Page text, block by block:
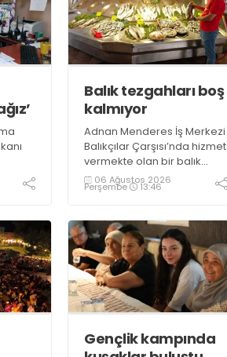
Balık tezgahları boş
kalmıyor
Adnan Menderes İş Merkezi
Balıkçılar Çarşısı’nda hizmet
vermekte olan bir balık
restoranının işletme
sahiplerinden Emrah
tezgahlarda taze balık
bulunduğunu ifade ederek
“Yıl boyunca tezgahlarda
taze balık bulmak mümkün
oluyor” dedi
06 Ağustos 2026
Perşembe 13:46
Gençlik kampında